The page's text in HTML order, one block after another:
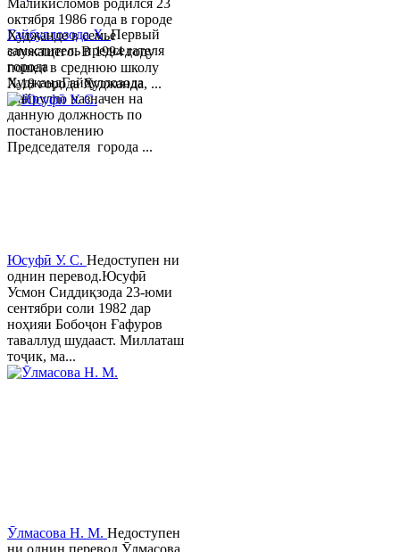
Гайбуллозода Х.Первый
заместитель председателя
города
ХуджандГайбуллозода
Хайрулло назначен на
данную должность по
постановлению
Председателя города ...
Маликисломов родился 23
октября 1986 года в городе
Худжанде в семье
служащего. В 1994 году
пошел в среднюю школу
№18 города Худжанда, ...
Юсуфӣ У. C. Недоступен ни
однин перевод.Юсуфӣ
Усмон Сиддиқзода 23-юми
сентябри соли 1982 дар
ноҳияи Бобоҷон Ғафуров
таваллуд шудааст. Миллаташ
тоҷик, ма...
Ӯлмасова Н. М. Недоступен